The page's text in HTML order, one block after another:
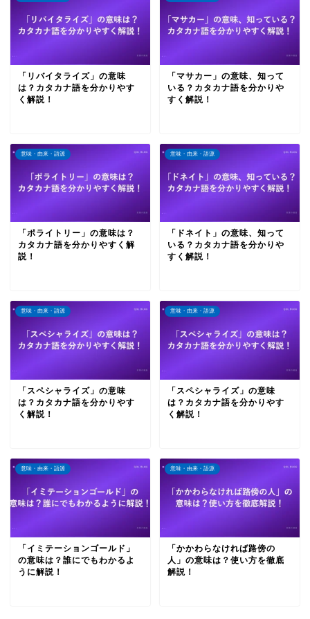
「リバイタライズ」の意味
は？カタカナ語を分かりやす
く解説！
「マサカー」の意味、知って
いる？カタカナ語を分かりや
すく解説！
意味・由来・語源
「ポライトリー」の意味は？
カタカナ語を分かりやすく解
説！
意味・由来・語源
「ドネイト」の意味、知って
いる？カタカナ語を分かりや
すく解説！
意味・由来・語源
「スペシャライズ」の意味
は？カタカナ語を分かりやす
く解説！
意味・由来・語源
「スペシャライズ」の意味
は？カタカナ語を分かりやす
く解説！
意味・由来・語源
「イミテーションゴールド」
の意味は？誰にでもわかるよ
うに解説！
意味・由来・語源
「かかわらなければ路傍の
人」の意味は？使い方を徹底
解説！